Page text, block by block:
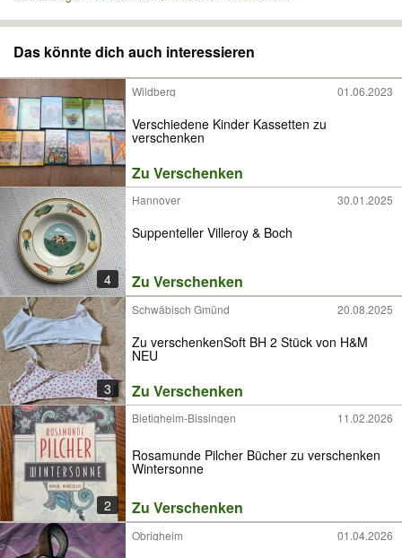
Das könnte dich auch interessieren
Wildberg 01.06.2023
Verschiedene Kinder Kassetten zu
verschenken
Zu Verschenken
4
Hannover 30.01.2025
Suppenteller Villeroy & Boch
Zu Verschenken
3
Schwäbisch Gmünd 20.08.2025
Zu verschenkenSoft BH 2 Stück von H&M
NEU
Zu Verschenken
2
Bietigheim-Bissingen 11.02.2026
Rosamunde Pilcher Bücher zu verschenken
Wintersonne
Zu Verschenken
Obrigheim 01.04.2026